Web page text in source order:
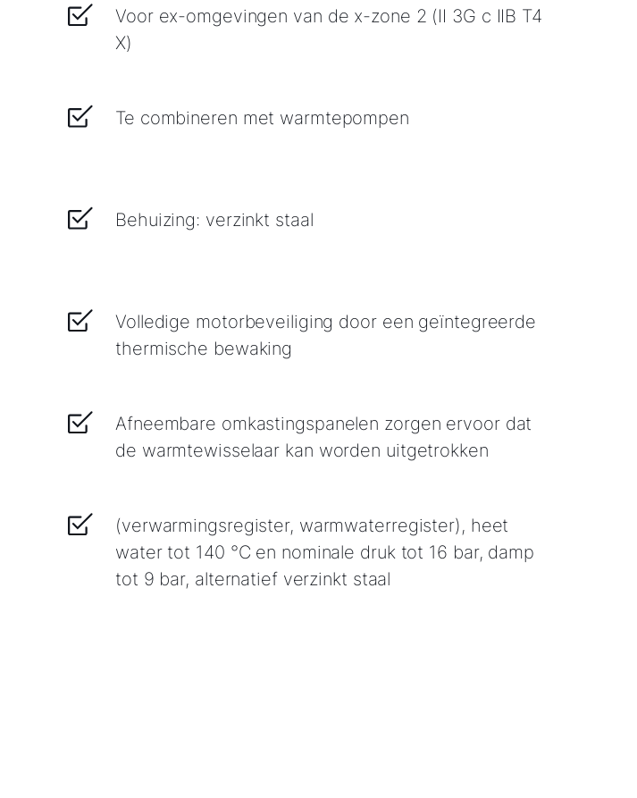
Voor ex-omgevingen van de x-zone 2 (II 3G c IIB T4
X)
Te combineren met warmtepompen
Behuizing: verzinkt staal
Volledige motorbeveiliging door een geïntegreerde
thermische bewaking
Afneembare omkastingspanelen zorgen ervoor dat
de warmtewisselaar kan worden uitgetrokken
(verwarmingsregister, warmwaterregister), heet
water tot 140 °C en nominale druk tot 16 bar, damp
tot 9 bar, alternatief verzinkt staal